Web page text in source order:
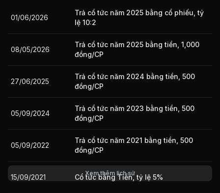
Giá trị giao dịch nhà đầu tư nước ngoài 10 phiên gần nhất
01/06/2026
Trả cổ tức năm 2025 bằng cổ phiếu, tỷ
lệ 10:2
08/05/2026
Trả cổ tức năm 2025 bằng tiền, 1,000
đồng/CP
27/06/2025
Trả cổ tức năm 2024 bằng tiền, 500
đồng/CP
05/09/2024
Trả cổ tức năm 2023 bằng tiền, 500
đồng/CP
05/09/2022
Trả cổ tức năm 2021 bằng tiền, 500
đồng/CP
15/09/2021 Cổ tức bằng Tiền, tỷ lệ 5%
Xem thêm lịch sử